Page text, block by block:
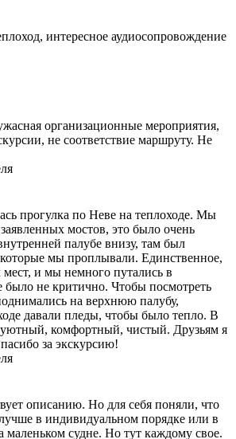
интересное аудиосопровождение
организационные мероприятия,
не соответствие маршруту. Не
прогулка по Неве на теплоходе. Мы
мостов, это было очень
палубе внизу, там был
мы проплывали. Единственное,
мест, и мы немного путались в
не критично. Чтобы посмотреть
на верхнюю палубу,
давали пледы, чтобы было тепло. В
комфортный, чистый. Друзьям я
за экскурсию!
описанию. Но для себя поняли, что
в индивидуальном порядке или в
маленьком судне. Но тут каждому свое.